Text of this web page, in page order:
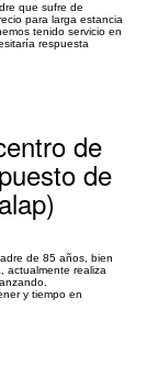
que sufre de
para larga estancia
tenido servicio en
respuesta
de
de
de 85 años, bien
actualmente realiza
y tiempo en